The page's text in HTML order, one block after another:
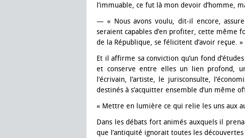
l’immuable, ce fut là mon devoir d’homme,
— « Nous avons voulu, dit-il encore,
seraient capables d’en profiter, cette même
de la République, se félicitent d’avoir reçue. »
Et il affirme sa conviction qu’un fond
et conserve entre elles un lien profond,
l’écrivain, l’artiste, le jurisconsulte,
destinés à s’acquitter ensemble d’un même
« Mettre en lumière ce qui relie les uns aux
Dans les débats fort animés auxquels il
que l’antiquité ignorait toutes les